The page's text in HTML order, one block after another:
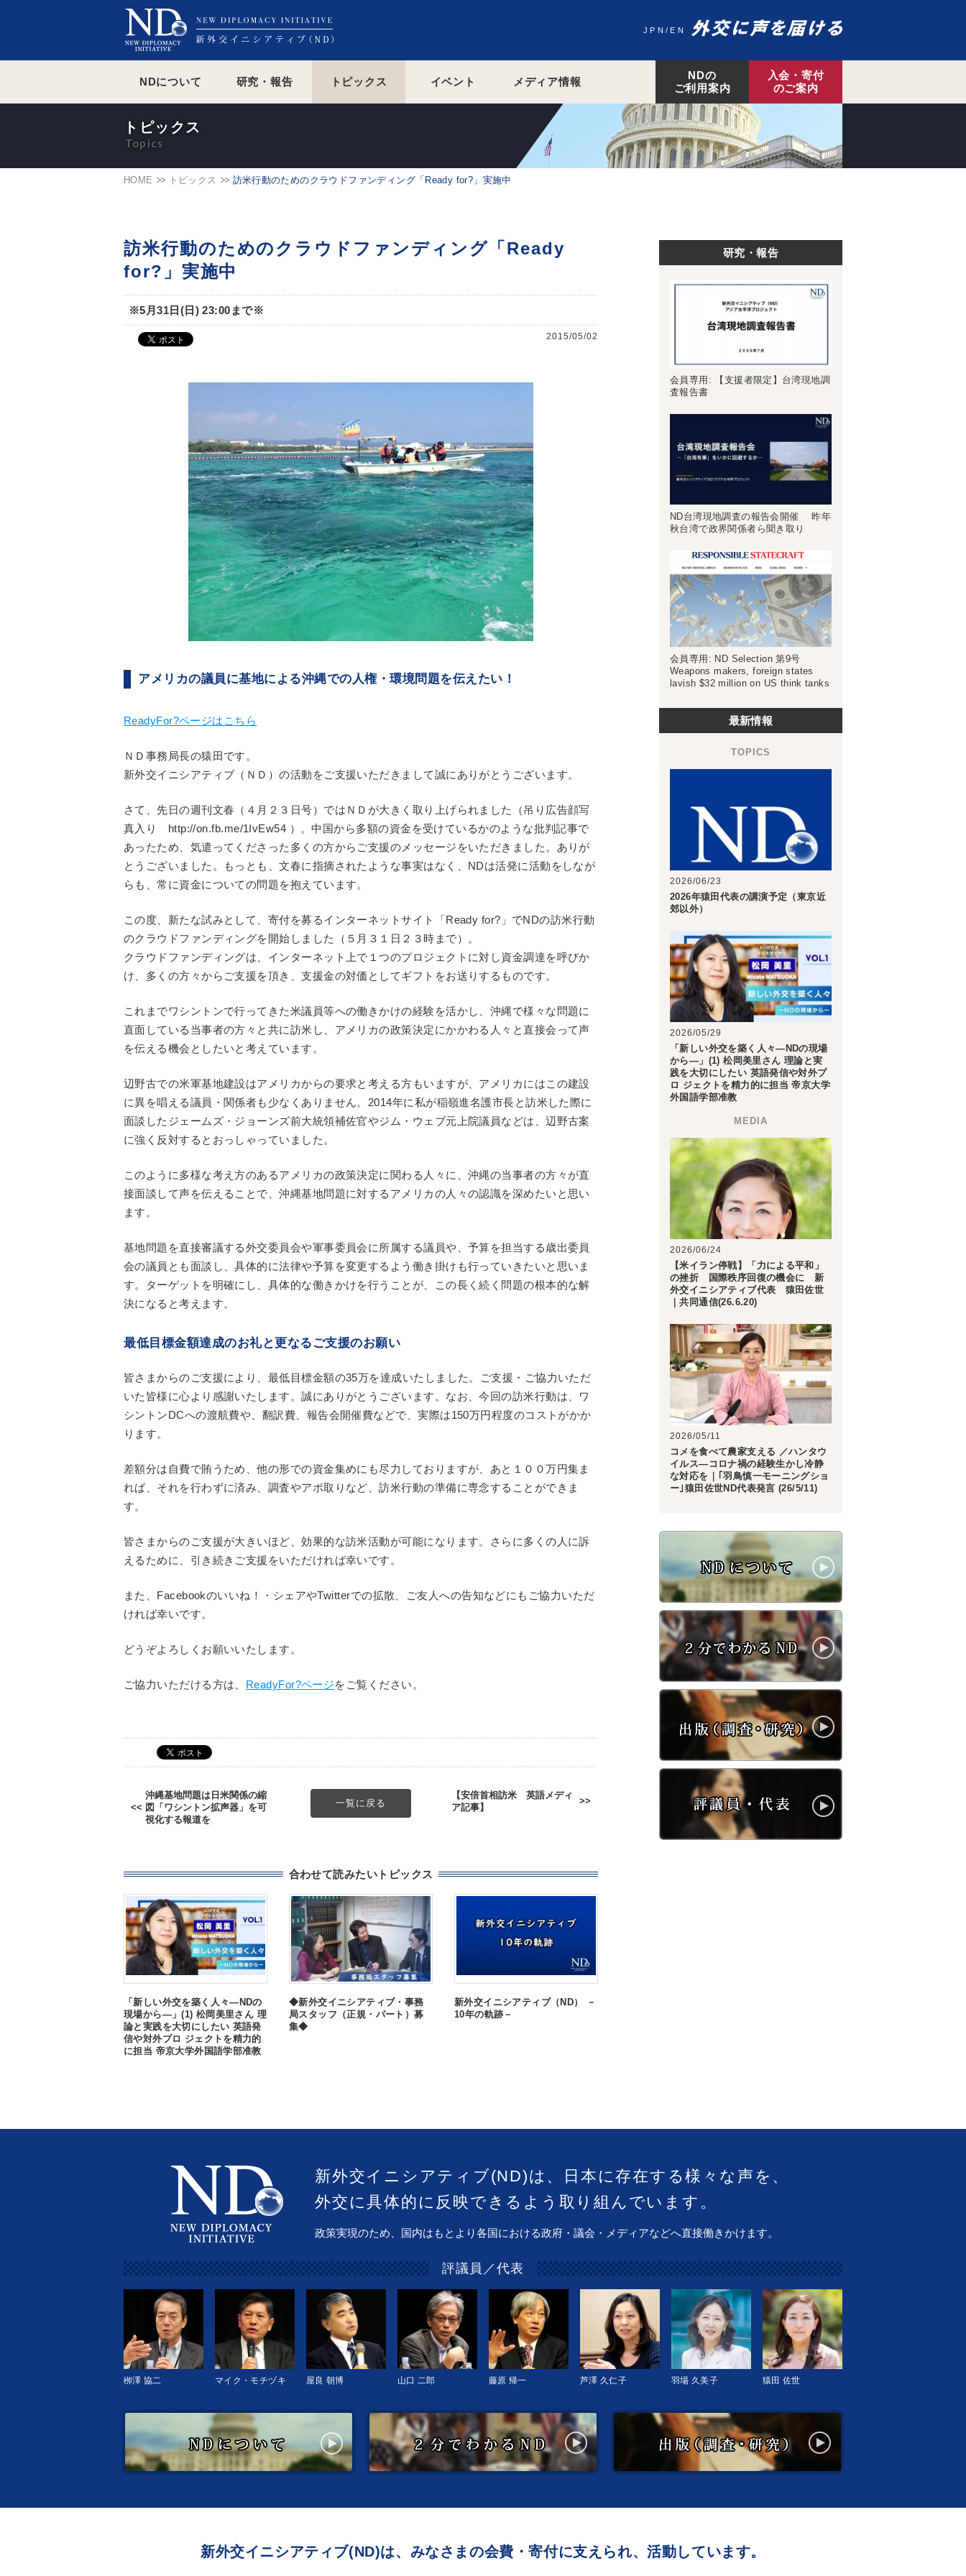
JPN EN
NDについて 研究・報告 トピックス イベント メディア情報
NDの
ご利用案内
入会・寄付
のご案内
HOME トピックス 訪米行動のためのクラウドファンディング「Ready for?」実施中
トピックス
訪米行動のためのクラウドファンディング「Ready
for?」実施中
※5月31日(日) 23:00まで※
2015/05/02
アメリカの議員に基地による沖縄での人権・環境問題を伝えたい！
ReadyFor?ページはこちら
ＮＤ事務局長の猿田です。
新外交イニシアティブ（ＮＤ）の活動をご支援いただきまして誠にありがとうございます。
さて、先日の週刊文春（４月２３日号）ではＮＤが大きく取り上げられました（吊り広告顔写
真入り http://on.fb.me/1IvEw54 ）。中国から多額の資金を受けているかのような批判記事で
あったため、気遣ってくださった多くの方からご支援のメッセージをいただきました。ありが
とうございました。もっとも、文春に指摘されたような事実はなく、NDは活発に活動をしなが
らも、常に資金についての問題を抱えています。
この度、新たな試みとして、寄付を募るインターネットサイト「Ready for?」でNDの訪米行動
のクラウドファンディングを開始しました（５月３１日２３時まで）。
クラウドファンディングは、インターネット上で１つのプロジェクトに対し資金調達を呼びか
け、多くの方々からご支援を頂き、支援金の対価としてギフトをお送りするものです。
これまでワシントンで行ってきた米議員等への働きかけの経験を活かし、沖縄で様々な問題に
直面している当事者の方々と共に訪米し、アメリカの政策決定にかかわる人々と直接会って声
を伝える機会としたいと考えています。
辺野古での米軍基地建設はアメリカからの要求と考える方もいますが、アメリカにはこの建設
に異を唱える議員・関係者も少なくありません。2014年に私が稲嶺進名護市長と訪米した際に
面談したジェームズ・ジョーンズ前大統領補佐官やジム・ウェブ元上院議員などは、辺野古案
に強く反対するとおっしゃっていました。
このように多様な考え方のあるアメリカの政策決定に関わる人々に、沖縄の当事者の方々が直
接面談して声を伝えることで、沖縄基地問題に対するアメリカの人々の認識を深めたいと思い
ます。
基地問題を直接審議する外交委員会や軍事委員会に所属する議員や、予算を担当する歳出委員
会の議員とも面談し、具体的に法律や予算を変更するよう働き掛けも行っていきたいと思いま
す。ターゲットを明確にし、具体的な働きかけを行うことが、この長く続く問題の根本的な解
決になると考えます。
最低目標金額達成のお礼と更なるご支援のお願い
皆さまからのご支援により、最低目標金額の35万を達成いたしました。ご支援・ご協力いただ
いた皆様に心より感謝いたします。誠にありがとうございます。なお、今回の訪米行動は、ワ
シントンDCへの渡航費や、翻訳費、報告会開催費などで、実際は150万円程度のコストがかか
ります。
差額分は自費で賄うため、他の形での資金集めにも尽力しておりますが、あと１００万円集ま
れば、それを行わずに済み、調査やアポ取りなど、訪米行動の準備に専念することができま
す。
皆さまからのご支援が大きいほど、効果的な訪米活動が可能になります。さらに多くの人に訴
えるために、引き続きご支援をいただければ幸いです。
また、Facebookのいいね！・シェアやTwitterでの拡散、ご友人への告知などにもご協力いただ
ければ幸いです。
どうぞよろしくお願いいたします。
ご協力いただける方は、 ReadyFor?ページをご覧ください。
沖縄基地問題は日米関係の縮
図「ワシントン拡声器」を可
視化する報道を
【安倍首相訪米 英語メディ
ア記事】
一覧に戻る
合わせて読みたいトピックス
「新しい外交を築く人々―NDの
現場から―」(1) 松岡美里さん 理
論と実践を大切にしたい 英語発
信や対外プロ ジェクトを精力的
に担当 帝京大学外国語学部准教
◆新外交イニシアティブ・事務
局スタッフ（正規・パート）募
集◆
新外交イニシアティブ（ND） －
10年の軌跡－
研究・報告
会員専用: 【支援者限定】台湾現地調
査報告書
ND台湾現地調査の報告会開催 昨年
秋台湾で政界関係者ら聞き取り
会員専用: ND Selection 第9号
Weapons makers, foreign states
lavish $32 million on US think tanks
最新情報
2026/06/23
2026年猿田代表の講演予定（東京近
郊以外）
2026/05/29
「新しい外交を築く人々―NDの現場
から―」(1) 松岡美里さん 理論と実
践を大切にしたい 英語発信や対外プ
ロ ジェクトを精力的に担当 帝京大学
外国語学部准教
2026/06/24
【米イラン停戦】「力による平和」
の挫折 国際秩序回復の機会に 新
外交イニシアティブ代表 猿田佐世
｜共同通信(26.6.20)
2026/05/11
コメを食べて農家支える ／ハンタウ
イルス―コロナ禍の経験生かし冷静
な対応を｜｢羽鳥慎一モーニングショ
ー｣猿田佐世ND代表発言 (26/5/11)
新外交イニシアティブ(ND)は、日本に存在する様々な声を、
外交に具体的に反映できるよう取り組んでいます。
政策実現のため、国内はもとより各国における政府・議会・メディアなどへ直接働きかけます。
評議員／代表
栁澤 協二 マイク・モチヅキ 屋良 朝博 山口 二郎 藤原 帰一 芦澤 久仁子 羽場 久美子 猿田 佐世
新外交イニシアティブ(ND)は、みなさまの会費・寄付に支えられ、活動しています。